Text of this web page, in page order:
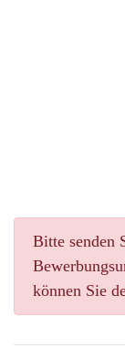
Bitte senden
können Sie